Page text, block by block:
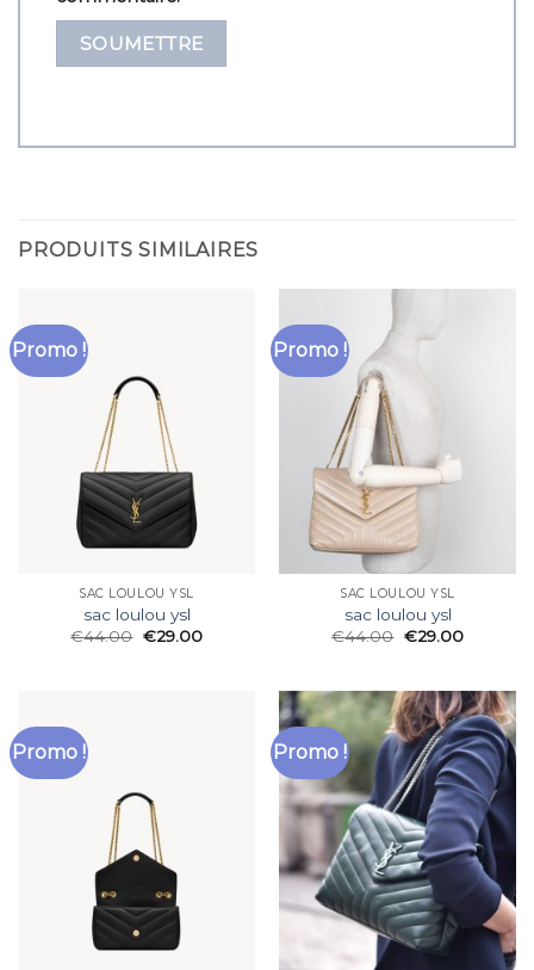
PRODUITS SIMILAIRES
Promo !
SAC LOULOU YSL
sac loulou ysl
€44.00 €29.00
Promo !
SAC LOULOU YSL
sac loulou ysl
€44.00 €29.00
Promo ! Promo !